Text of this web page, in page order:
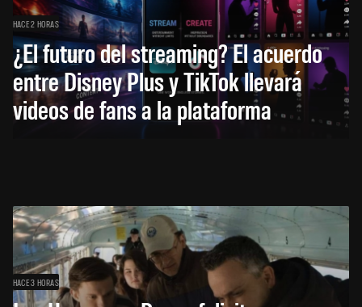
HACE 2 HORAS
¿El futuro del streaming? El acuerdo
entre Disney Plus y TikTok llevará
videos de fans a la plataforma
HACE 3 HORAS